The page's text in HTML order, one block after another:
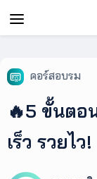
สำหรับ
เอเจ
AgentClub
คอร์สอบรม
🔥5 ขั้นตอ
เร็ว รวยไว!